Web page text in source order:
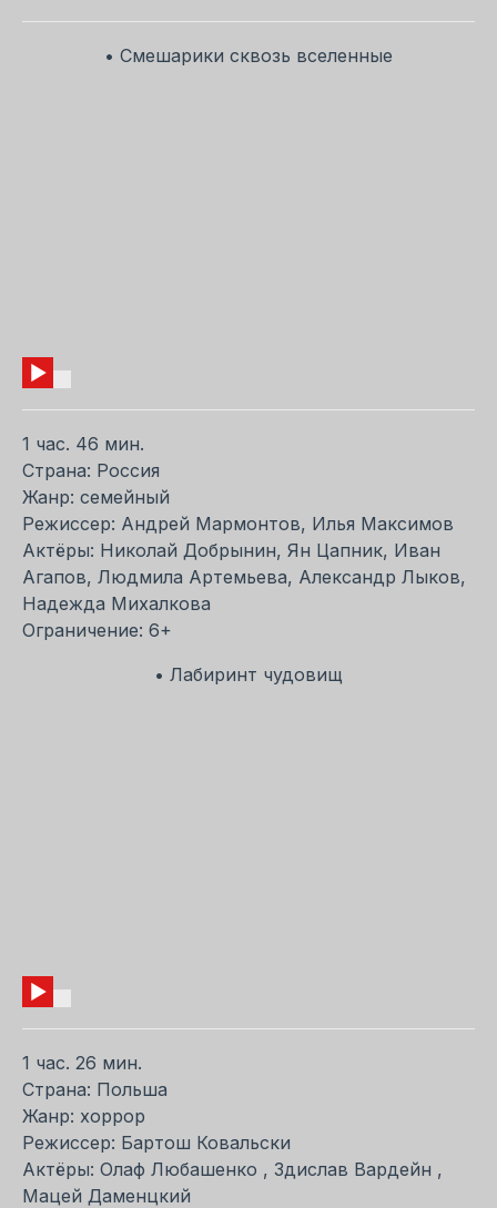
• Смешарики сквозь вселенные
1 час. 46 мин.
Страна: Россия
Жанр: семейный
Режиссер: Андрей Мармонтов, Илья Максимов
Актёры: Николай Добрынин, Ян Цапник, Иван
Агапов, Людмила Артемьева, Александр Лыков,
Надежда Михалкова
Ограничение: 6+
• Лабиринт чудовищ
1 час. 26 мин.
Страна: Польша
Жанр: хоррор
Режиссер: Бартош Ковальски
Актёры: Олаф Любашенко , Здислав Вардейн ,
Мацей Даменцкий